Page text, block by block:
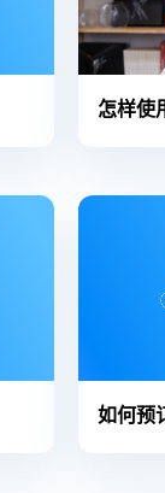
怎样使
如何预